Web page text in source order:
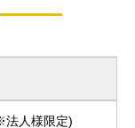
法人様限定)